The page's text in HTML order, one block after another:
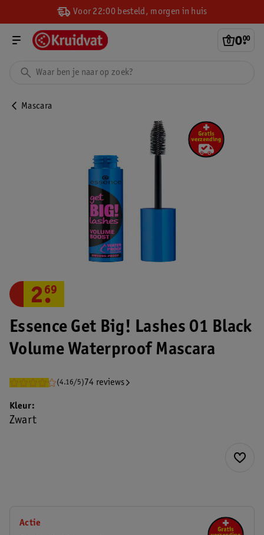
Voor 22:00 besteld, morgen in huis
0.
00
Mascara
Essence Get Big! Lashes 01 Black
Volume Waterproof Mascara
(4.16/5) 74 reviews
2.
69
Kleur
Zwart
Actie